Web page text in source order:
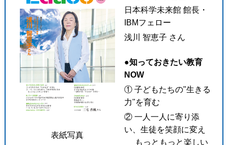
表紙写真
日本科学未来館 館長・
IBMフェロー
浅川 智恵子 さん
●知っておきたい教育
NOW
① 子どもたちの"生きる
力"を育む
② 一人一人に寄り添
い、生徒を笑顔に変え
もっともっと楽しい